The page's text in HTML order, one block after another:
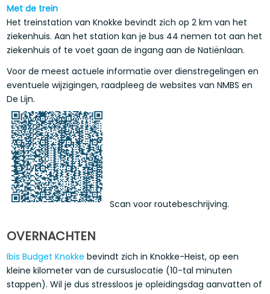
Met de trein
Het treinstation van Knokke bevindt zich op 2 km van het
ziekenhuis. Aan het station kan je bus 44 nemen tot aan het
ziekenhuis of te voet gaan de ingang aan de Natiënlaan.
Voor de meest actuele informatie over dienstregelingen en
eventuele wijzigingen, raadpleeg de websites van NMBS en
De Lijn.
Scan voor routebeschrijving.
OVERNACHTEN
Ibis Budget Knokke bevindt zich in Knokke-Heist, op een
kleine kilometer van de cursuslocatie (10-tal minuten
stappen). Wil je dus stressloos je opleidingsdag aanvatten of